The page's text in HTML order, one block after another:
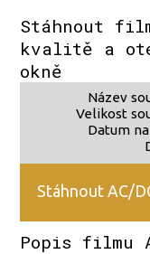
Stáhnout
kvalitě a
okně
Název
Velikost
Datum
Stáhnout AC/
Popis filmu